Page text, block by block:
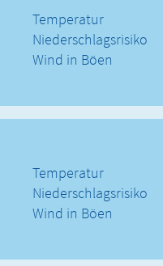
Temperatur
Niederschlagsrisiko
Wind in Böen
Temperatur
Niederschlagsrisiko
Wind in Böen